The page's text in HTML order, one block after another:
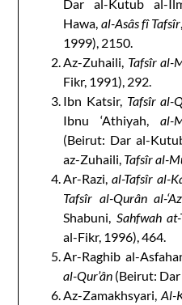
Dar al-Kutub al-
Hawa, al-Asâs fî Tafsîr
1999), 2150.
Az-Zuhaili, Tafsîr al-
Fikr, 1991), 292.
Ibn Katsir, Tafsîr al-
Ibnu ‘Athiyah, al-
(Beirut: Dar al-
az-Zuhaili, Tafsîr al-
Ar-Razi,al-Tafsîr al-
Tafsîr al-Qurân al-
Shabuni, Sahfwah
al-Fikr, 1996), 464.
Ar-Raghib al-
al-Qur’ân (Beirut:
Az-Zamakhsyari,Al-